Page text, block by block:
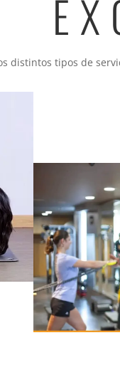
distintos tipos de